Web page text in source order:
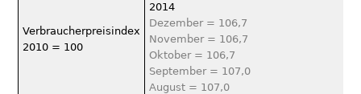
Verbraucherpreisindex
2010 = 100
2014
Dezember = 106,7
November = 106,7
Oktober = 106,7
September = 107,0
August = 107,0